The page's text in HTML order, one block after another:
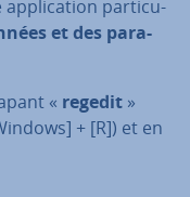
ap­pli­ca­tion par­ti­cu­
et des pa­ra­
« regedit »
+ [R]) et en